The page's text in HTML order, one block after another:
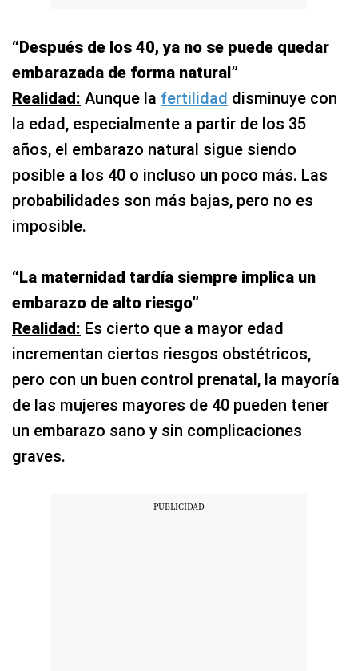
“Después de los 40, ya no se puede quedar
embarazada de forma natural”
Realidad: Aunque la fertilidad disminuye con
la edad, especialmente a partir de los 35
años, el embarazo natural sigue siendo
posible a los 40 o incluso un poco más. Las
probabilidades son más bajas, pero no es
imposible.
“La maternidad tardía siempre implica un
embarazo de alto riesgo”
Realidad: Es cierto que a mayor edad
incrementan ciertos riesgos obstétricos,
pero con un buen control prenatal, la mayoría
de las mujeres mayores de 40 pueden tener
un embarazo sano y sin complicaciones
graves.